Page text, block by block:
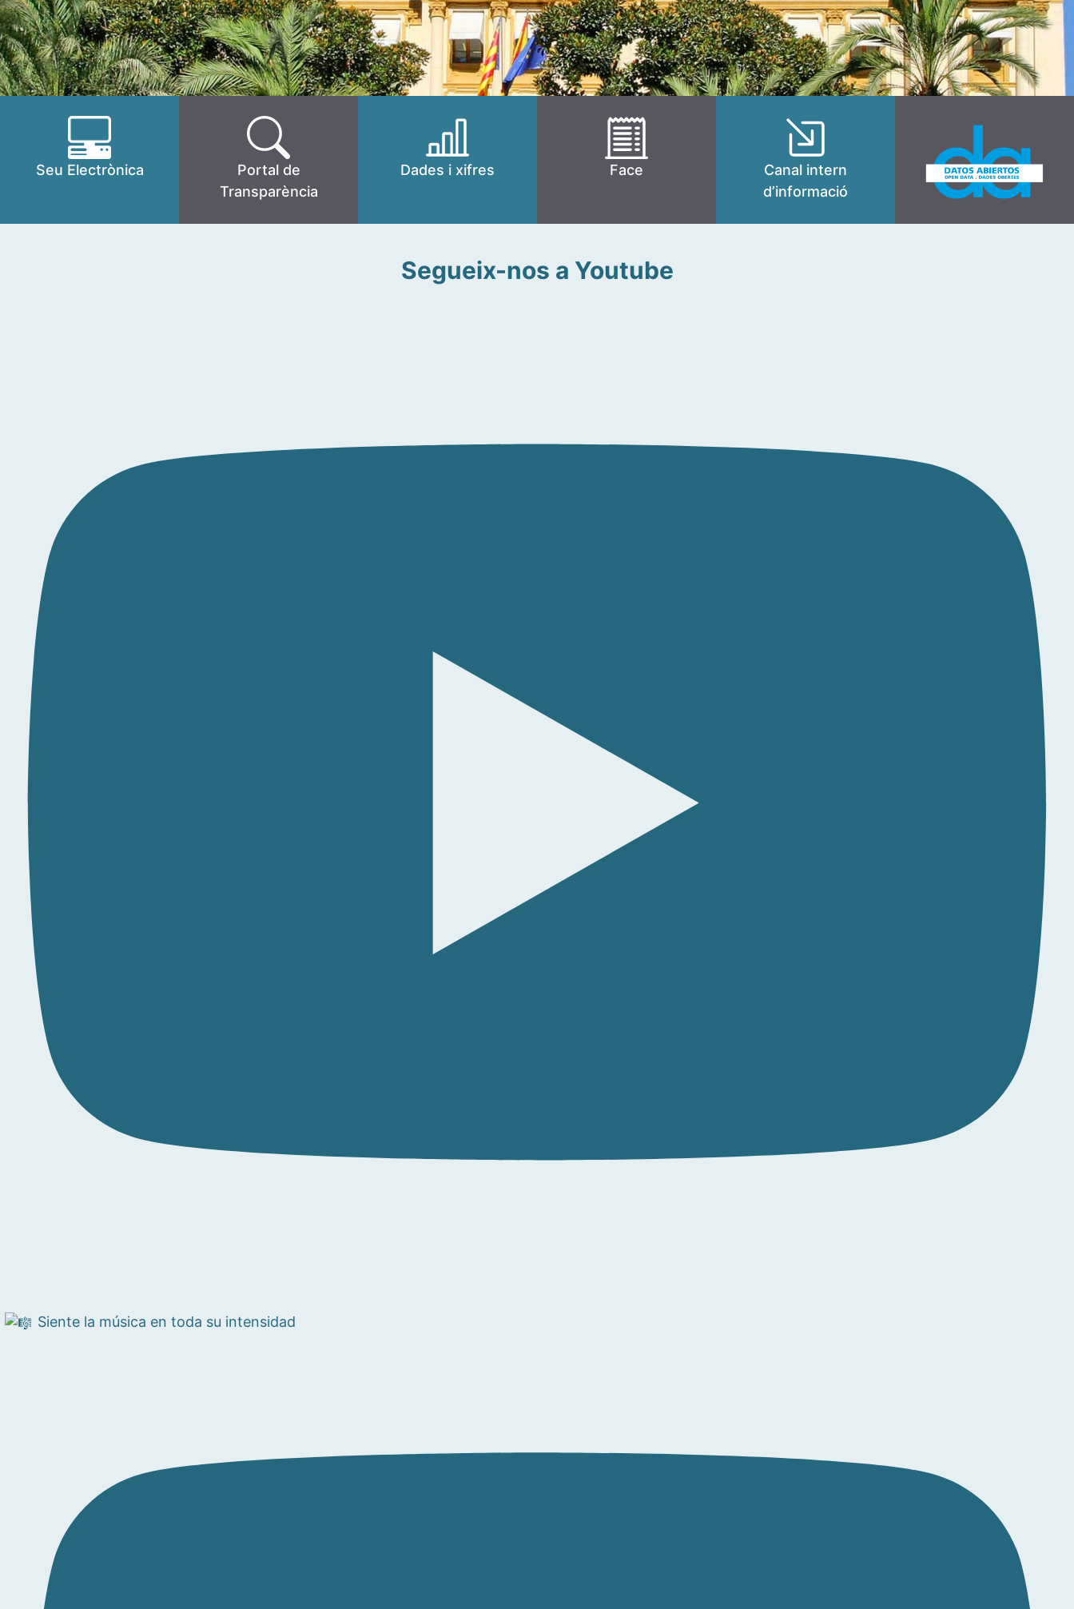
Seu Electrònica
Portal de
Transparència
Dades i xifres Face
Canal intern
d’informació
Segueix-nos a Youtube
Siente la música en toda su intensidad